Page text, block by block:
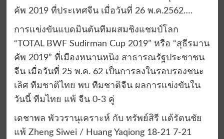
คัพ 2019 ที่ประเทศจีน เมื่อวันที่ 26 พ.ค.2562….
การแข่งขันแบดมินตันทีมผสมชิงแชมป์โลก
“TOTAL BWF Sudirman Cup 2019” หรือ “สุธีรมาน
คัพ 2019” ที่เมืองหนานหนิง สาธารณรัฐประชาชน
จีน เมื่อวันที่ 25 พ.ค. 62 เป็นการลงในรอบรองชนะ
เลิศ ทีมชาติไทย พบ ทีมชาติจีน ผลการแข่งขันใน
วันนี้ ทีมไทย แพ้ จีน 0-3 คู่
เดชาพล พัววรานุเคราะห์ กับ ทรัพย์สิรี แต้รัตนชัย
แพ้ Zheng Siwei / Huang Yaqiong 18-21 7-21